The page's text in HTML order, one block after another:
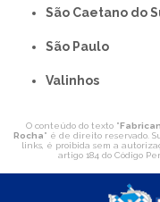
São Caetano do
São Paulo
Valinhos
O conteúdo do texto "
Rocha" é de direito reservado.
links, é proibida sem a
artigo 184 do Código